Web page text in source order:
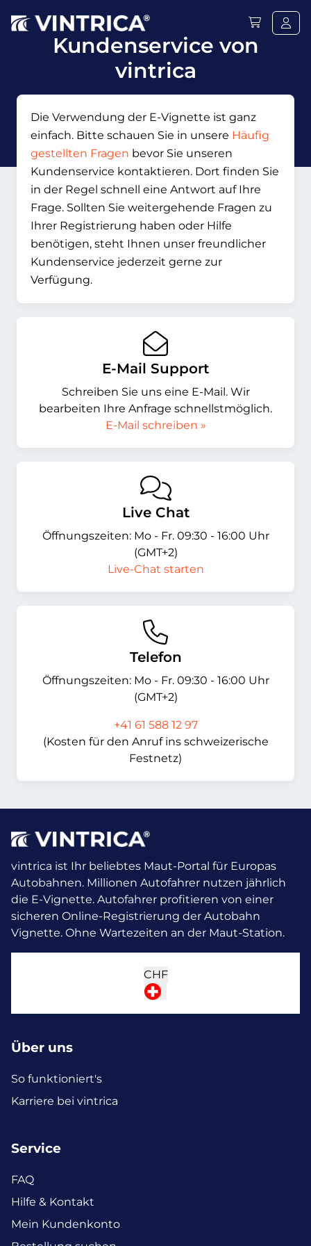
Kundenservice von
vintrica
Die Verwendung der E-Vignette ist ganz
einfach. Bitte schauen Sie in unsere Häufig
gestellten Fragen bevor Sie unseren
Kundenservice kontaktieren. Dort finden Sie
in der Regel schnell eine Antwort auf Ihre
Frage. Sollten Sie weitergehende Fragen zu
Ihrer Registrierung haben oder Hilfe
benötigen, steht Ihnen unser freundlicher
Kundenservice jederzeit gerne zur
Verfügung.
E-Mail Support
Schreiben Sie uns eine E-Mail. Wir
bearbeiten Ihre Anfrage schnellstmöglich.
E-Mail schreiben »
Live Chat
Öffnungszeiten: Mo - Fr. 09:30 - 16:00 Uhr
(GMT+2)
Live-Chat starten
Telefon
Öffnungszeiten: Mo - Fr. 09:30 - 16:00 Uhr
(GMT+2)
+41 61 588 12 97
(Kosten für den Anruf ins schweizerische
Festnetz)
vintrica ist Ihr beliebtes Maut-Portal für Europas
Autobahnen. Millionen Autofahrer nutzen jährlich
die E-Vignette. Autofahrer profitieren von einer
sicheren Online-Registrierung der Autobahn
Vignette. Ohne Wartezeiten an der Maut-Station.
CHF
Über uns
So funktioniert's
Karriere bei vintrica
Service
FAQ
Hilfe & Kontakt
Mein Kundenkonto